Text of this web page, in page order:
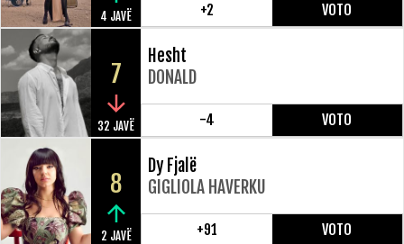
4 JAVË +2 VOTO
7
32 JAVË
Hesht
DONALD
-4 VOTO
8
2 JAVË
Dy Fjalë
GIGLIOLA HAVERKU
+91 VOTO